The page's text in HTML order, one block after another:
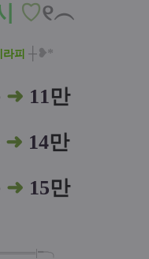
♡୧︵
피 ┼❥*
➜ 11만
➜ 14만
➜ 15만
═════|╾╮